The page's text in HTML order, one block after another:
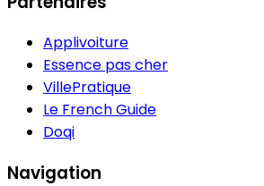
Applivoiture
Essence pas cher
VillePratique
Le French Guide
Doqi
Navigation